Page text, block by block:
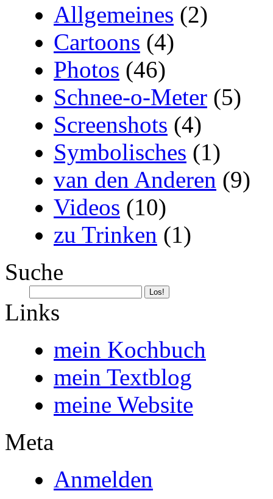
Allgemeines (2)
Cartoons (4)
Photos (46)
Schnee-o-Meter (5)
Screenshots (4)
Symbolisches (1)
van den Anderen (9)
Videos (10)
zu Trinken (1)
Suche
Links
mein Kochbuch
mein Textblog
meine Website
Meta
Anmelden